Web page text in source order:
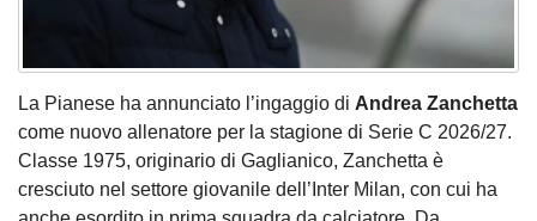
La Pianese ha annunciato l’ingaggio di Andrea Zanchetta
come nuovo allenatore per la stagione di Serie C 2026/27.
Classe 1975, originario di Gaglianico, Zanchetta è
cresciuto nel settore giovanile dell’Inter Milan, con cui ha